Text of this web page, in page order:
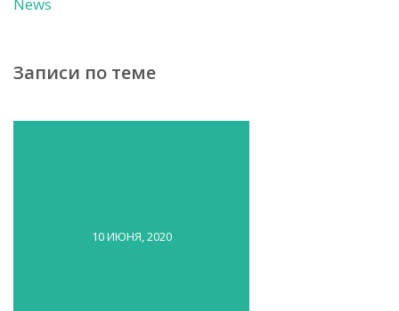
Записи по теме
10 ИЮНЯ, 2020